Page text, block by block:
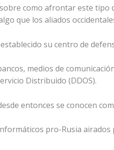
como afrontar este
que los aliados
su centro de
medios de
Distribuido (DDOS).
entonces se conocen
pro-Rusia